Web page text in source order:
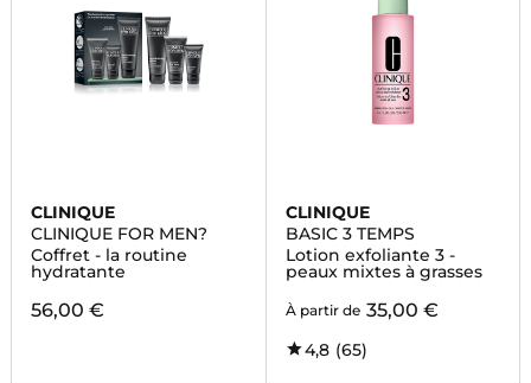
CLINIQUE
CLINIQUE FOR MEN?
Coffret - la routine
hydratante
56,00 €
CLINIQUE
BASIC 3 TEMPS
Lotion exfoliante 3 -
peaux mixtes à grasses
À partir de 35,00 €
4,8 (65)